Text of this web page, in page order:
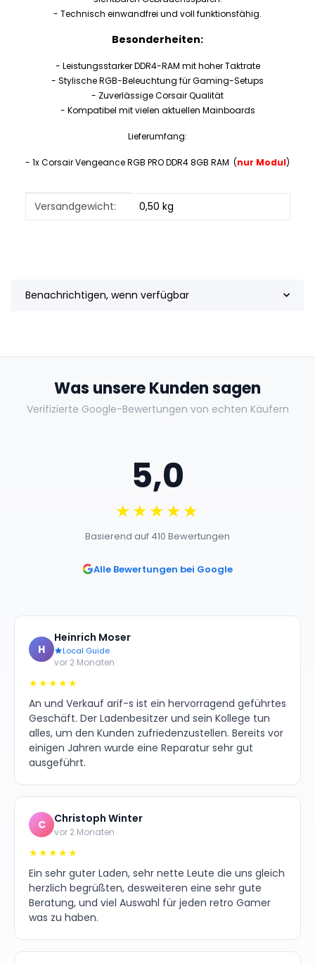
- Technisch einwandfrei und voll funktionsfähig.
Besonderheiten:
- Leistungsstarker DDR4-RAM mit hoher Taktrate
- Stylische RGB-Beleuchtung für Gaming-Setups
- Zuverlässige Corsair Qualität
- Kompatibel mit vielen aktuellen Mainboards
Lieferumfang:
- 1x Corsair Vengeance RGB PRO DDR4 8GB RAM (nur Modul)
Produkteigenschaft
Wert
Versandgewicht: 0,50 kg
Benachrichtigen, wenn verfügbar
Was unsere Kunden sagen
Verifizierte Google-Bewertungen von echten Käufern
5,0
★★★★★
Basierend auf 410 Bewertungen
Alle Bewertungen bei Google
H
Heinrich Moser
Local Guide
vor 2 Monaten
★★★★★
An und Verkauf arif-s ist ein hervorragend geführtes
Geschäft. Der Ladenbesitzer und sein Kollege tun
alles, um den Kunden zufriedenzustellen. Bereits vor
einigen Jahren wurde eine Reparatur sehr gut
ausgeführt.
C Christoph Winter
vor 2 Monaten
★★★★★
Ein sehr guter Laden, sehr nette Leute die uns gleich
herzlich begrüßten, desweiteren eine sehr gute
Beratung, und viel Auswahl für jeden retro Gamer
was zu haben.